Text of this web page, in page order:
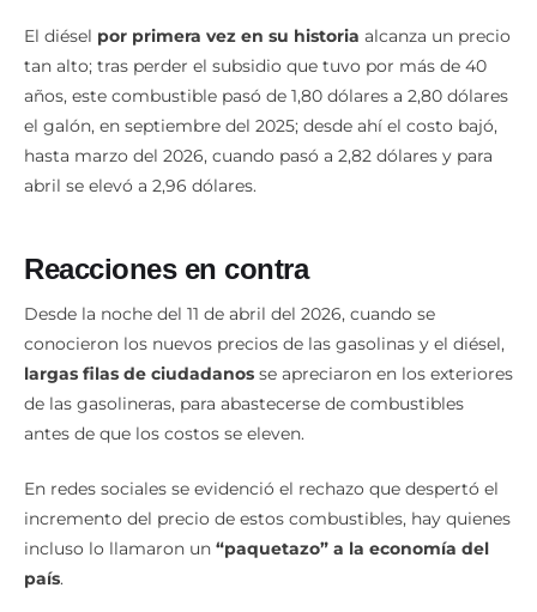
El diésel por primera vez en su historia alcanza un precio
tan alto; tras perder el subsidio que tuvo por más de 40
años, este combustible pasó de 1,80 dólares a 2,80 dólares
el galón, en septiembre del 2025; desde ahí el costo bajó,
hasta marzo del 2026, cuando pasó a 2,82 dólares y para
abril se elevó a 2,96 dólares.
Reacciones en contra
Desde la noche del 11 de abril del 2026, cuando se
conocieron los nuevos precios de las gasolinas y el diésel,
largas filas de ciudadanos se apreciaron en los exteriores
de las gasolineras, para abastecerse de combustibles
antes de que los costos se eleven.
En redes sociales se evidenció el rechazo que despertó el
incremento del precio de estos combustibles, hay quienes
incluso lo llamaron un “paquetazo” a la economía del
país.